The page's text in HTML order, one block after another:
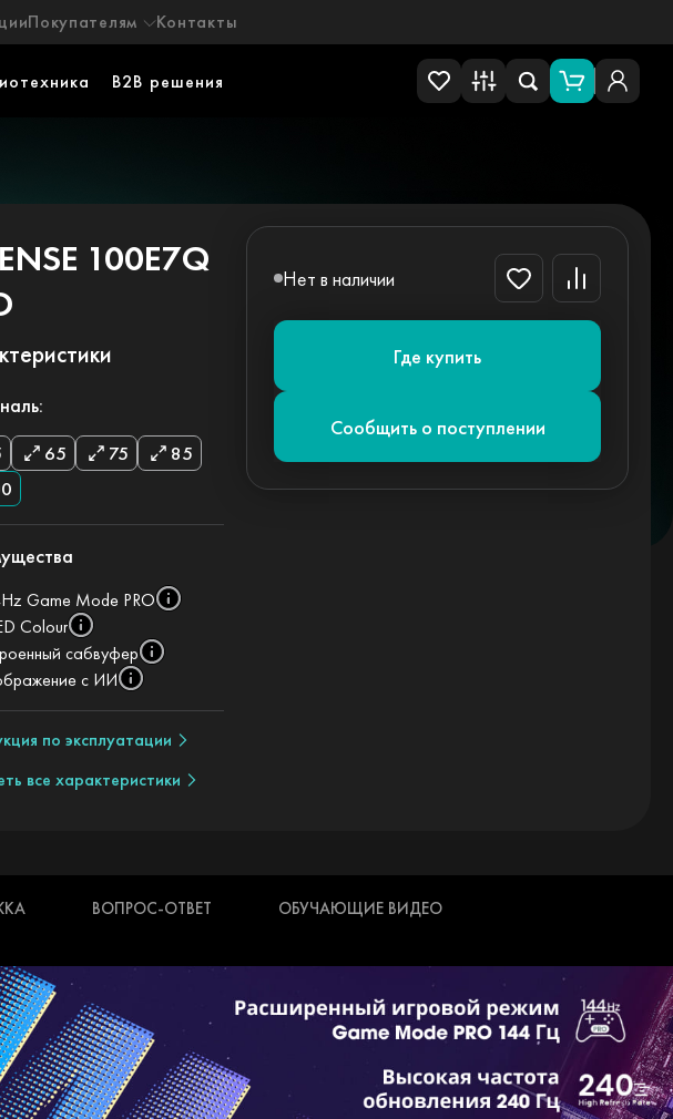
Покупателям Контакты
B2B решения
100E7Q
65 75
85
Game Mode PRO
Colour
сабвуфер
с ИИ
по эксплуатации
все характеристики
Нет в наличии
Где купить
Сообщить о поступлении
ВОПРОС-ОТВЕТ ОБУЧАЮЩИЕ ВИДЕО